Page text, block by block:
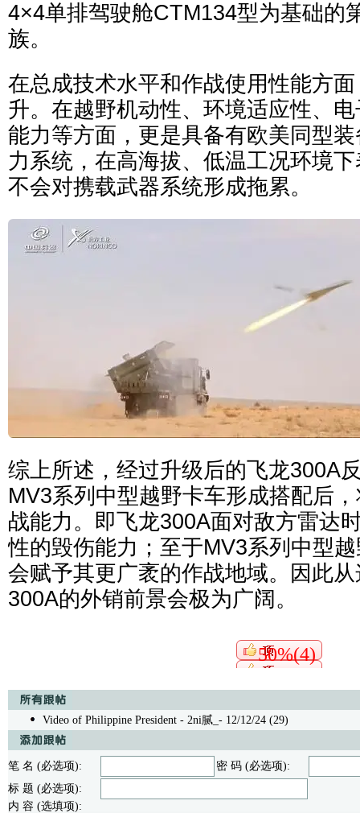
4×4单排驾驶舱CTM134型为基础的
族。
在总成技术水平和作战使用性能方
升。在越野机动性、环境适应性、
能力等方面，更是具备有欧美同型
力系统，在高海拔、低温工况环境
不会对携载武器系统形成拖累。
综上所述，经过升级后的飞龙300A
MV3系列中型越野卡车形成搭配后
战能力。即飞龙300A面对敌方雷达
性的毁伤能力；至于MV3系列中型
会赋予其更广袤的作战地域。因此
300A的外销前景会极为广阔。
50%(4)
Video of Philippine President - 2ni腻_- 12/12/24 (29)
笔 名 (必选项):
密 码 (必选项):
标 题 (必选项):
内 容 (选填项):